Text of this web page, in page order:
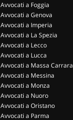
Avvocati a Foggia
Avvocati a Genova
Avvocati a Imperia
Avvocati a La Spezia
Avvocati a Lecco
Avvocati a Lucca
Avvocati a Massa Carrara
Avvocati a Messina
Avvocati a Monza
Avvocati a Nuoro
Avvocati a Oristano
Avvocati a Parma